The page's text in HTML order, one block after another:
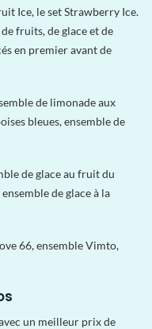
Ice, le set Strawberry Ice.
fruits, de glace et de
en premier avant de
de limonade aux
bleues, ensemble de
de glace au fruit du
de glace à la
66, ensemble Vimto,
un meilleur prix de